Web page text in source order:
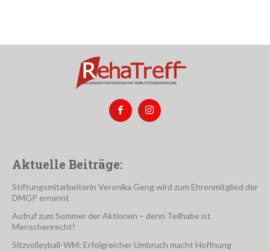
Aktuelle Beiträge:
Stiftungsmitarbeiterin Veronika Geng wird zum Ehrenmitglied der
DMGP ernannt
Aufruf zum Sommer der Aktionen – denn Teilhabe ist
Menschenrecht!
Sitzvolleyball-WM: Erfolgreicher Umbruch macht Hoffnung